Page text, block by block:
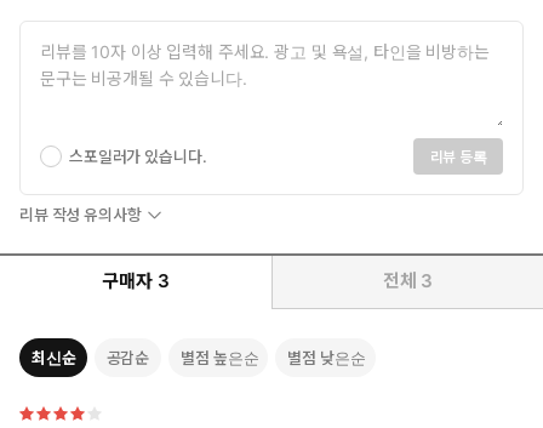
인공인 양 요지부동으로 박혀 있는 체코, 실제로 존재하는 나라라기
보다는 신화적이고 보다 보편적인 나라, 유적과 멀리 떨어져 있는 거
리 때문에 오히려 더욱 그 본질이 더 잘 보이는 듯한 그 나라. 변함 없
는 성실성과 배반, 현실과 꿈, 과거와 현재 사이에서 찢겨진 존재들
의 복합성, 그리고 또한 둘로 쪼개진 세계와 유럽의 드라마와 작가의
근원적 정신질환의 원인은 체코에 있었다.
밀란 쿤데라는 프랑스로 망명 후 소설가로서의 성공에 대해 한 인터
뷰에서 이렇게 말했다. “변화가 너무나 급작스러웠던 게 사실입니다.
1968년까지 나는 체코 국내의 소설가였을 뿐 아무것도 외국어로 번
역된 것이 없었으니까요. 그 뒤에 작품들이 더러 번역이 되긴 했습니
다만 체코 안에서 작가로서의 나는 존재하지 않았지요. 그래서 나는
프랑스를 작가로서의 조국으로 선택한 겁니다. 내 책들이 먼저 나온
곳은 파리였고 나로서는 그 상징적 의미를 매우 귀중하게 여기고 있
밀란 쿤데라에게 있어서 가장 중요한 것은 사랑에 대한 개념이다. 지
스포일러가 있습니다. 리뷰 등록
리뷰 작성 유의사항
구매자 3 전체 3
최신순 공감순 별점 높은순 별점 낮은순